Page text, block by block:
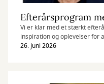
Vi er klar med et stærkt
inspiration og oplevelser for
26. juni 2026